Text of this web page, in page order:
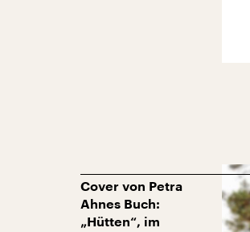
Cover von Petra
Ahnes Buch:
„Hütten“, im